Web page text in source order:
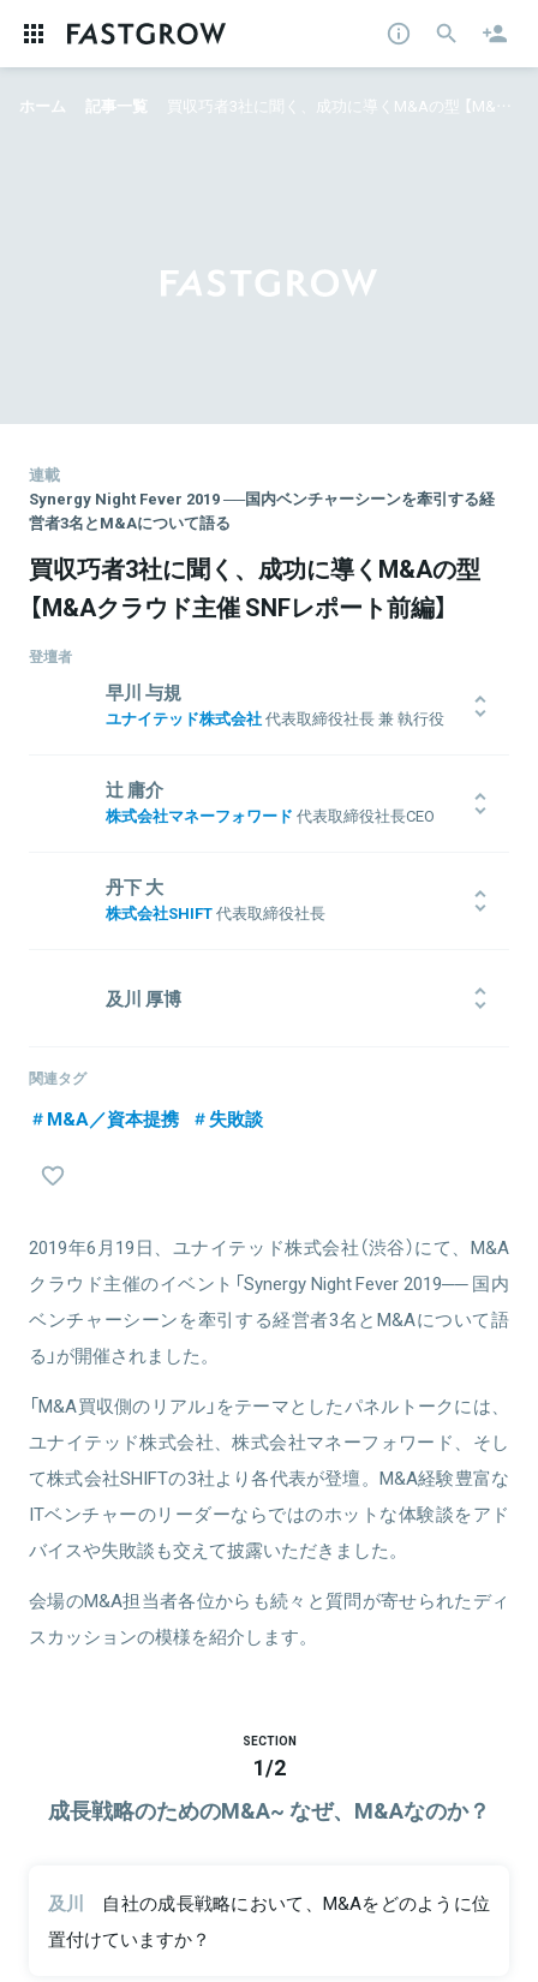
ホーム 記事一覧 買収巧者3社に聞く、成功に導くM&Aの型 【M&Aクラウド主催 SNFレポート前編】
連載
Synergy Night Fever 2019 ──国内ベンチャーシーンを牽引する経
営者3名とM&Aについて語る
買収巧者3社に聞く、成功に導くM&Aの型
【M&Aクラウド主催 SNFレポート前編】
登壇者
早川 与規
ユナイテッド株式会社代表取締役社長 兼 執行役
早稲田大学政治経済学部卒業後、1992年、株式会社博報堂入社（営業
職）。1998年、米国シラキュース大学経営大学院に私費留学。1999
年、株式会社サイバーエージェント常務取締役。2000年、同社取締
年、株式会社エルゴ・ブレインズと合併し、株式会社スパイア代表
取締役社長CEOに就任。2012年12月モーションビート株式会社（現ユ
辻 庸介
株式会社マネーフォワード 代表取締役社長CEO
了。ソニー株式会社、マネックス証券株式会社を経て、2012年に株
式会社マネーフォワードを設立。新経済連盟 幹事、シリコンバレ
ー・ジャパン・プラットフォーム エグゼクティブ・コミッティー、
丹下 大
株式会社SHIFT代表取締役社長
3名のコンサルティング部門を、5年で50億、140人のコンサルティン
表取締役に就任。2014年11月に、東証マザーズ上場。海外展開も含
及川 厚博
中心としたオフショアでのアプリ開発事業を展開し、4年で年商数億
円で事業譲渡。その際の売却価格や買い手探しの苦労などから課題
締役としてグロースを牽引し、退任。2019年にForbes NEXT
UNDER 30選出。
関連タグ
M&A／資本提携 失敗談
2019年6月19日、ユナイテッド株式会社（渋谷）にて、M&A
クラウド主催のイベント「Synergy Night Fever 2019── 国内
ベンチャーシーンを牽引する経営者3名とM&Aについて語
る」が開催されました。
「M&A買収側のリアル」をテーマとしたパネルトークには、
ユナイテッド株式会社、株式会社マネーフォワード、そし
て株式会社SHIFTの3社より各代表が登壇。M&A経験豊富な
ITベンチャーのリーダーならではのホットな体験談をアド
バイスや失敗談も交えて披露いただきました。
会場のM&A担当者各位からも続々と質問が寄せられたディ
スカッションの模様を紹介します。
SECTION
1/2
成長戦略のためのM&A~ なぜ、M&Aなのか？
及川
自社の成長戦略において、M&Aをどのように位
置付けていますか？